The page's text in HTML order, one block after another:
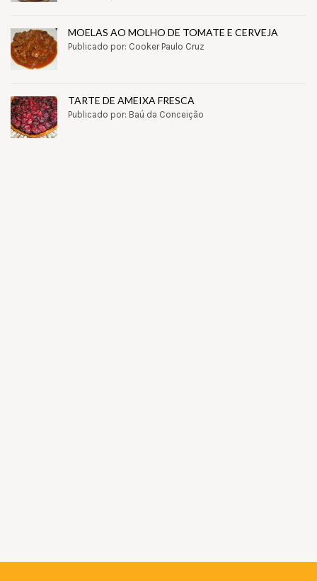
MOELAS AO MOLHO DE TOMATE E CERVEJA
Publicado por: Cooker Paulo Cruz
TARTE DE AMEIXA FRESCA
Publicado por: Baú da Conceição